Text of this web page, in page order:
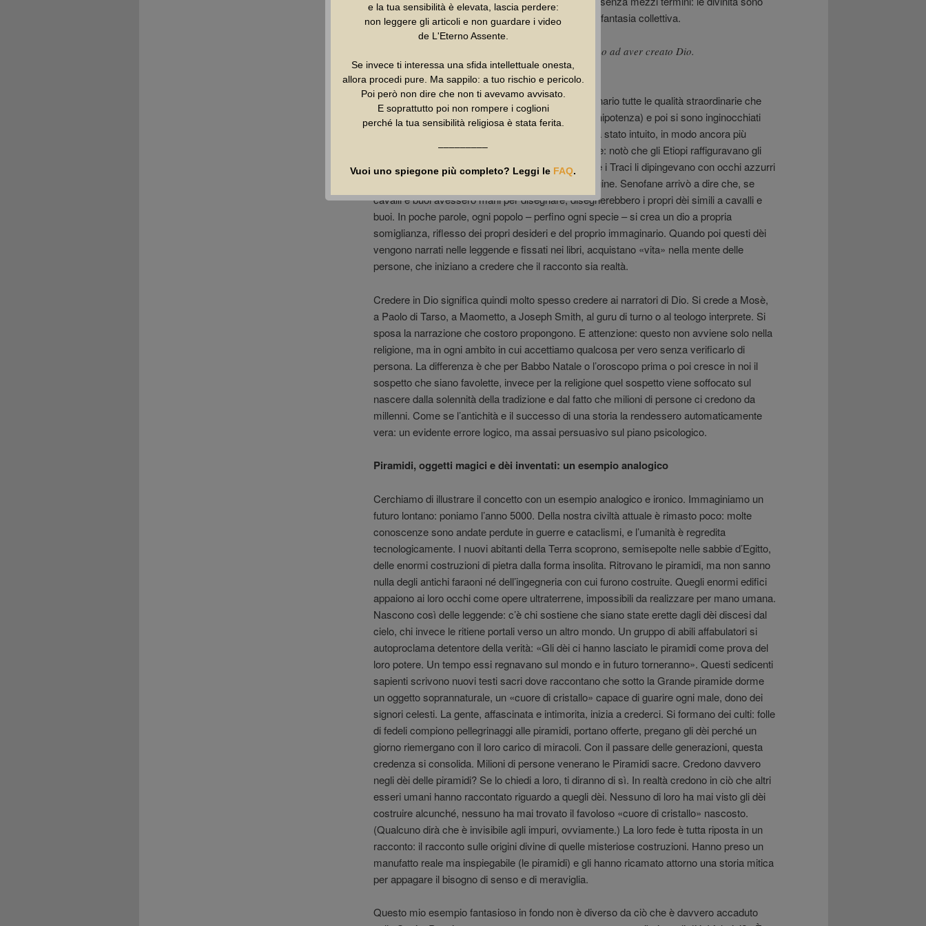
proiezioni dell’essere umano, creature della nostra fantasia collettiva.
Non è Dio ad aver creato l’uomo, ma è l’uomo ad aver creato Dio.
– Ludwig Feuerbach
Gli esseri umani hanno attribuito a un ente immaginario tutte le qualità straordinarie che
essi vorrebbero avere (perfezione, immortalità, onnipotenza) e poi si sono inginocchiati
davanti alla propria creazione. Questo concetto era stato intuito, in modo ancora più
ironico, già 2500 anni fa dal filosofo greco Senofane: notò che gli Etiopi raffiguravano gli
dèi come uomini neri e con il naso camuso, mentre i Traci li dipingevano con occhi azzurri
e capelli rossi, insomma ciascuno a propria immagine. Senofane arrivò a dire che, se
cavalli e buoi avessero mani per disegnare, disegnerebbero i propri dèi simili a cavalli e
buoi. In poche parole, ogni popolo – perfino ogni specie – si crea un dio a propria
somiglianza, riflesso dei propri desideri e del proprio immaginario. Quando poi questi dèi
vengono narrati nelle leggende e fissati nei libri, acquistano «vita» nella mente delle
persone, che iniziano a credere che il racconto sia realtà.
Credere in Dio significa quindi molto spesso credere ai narratori di Dio. Si crede a Mosè,
a Paolo di Tarso, a Maometto, a Joseph Smith, al guru di turno o al teologo interprete. Si
sposa la narrazione che costoro propongono. E attenzione: questo non avviene solo nella
religione, ma in ogni ambito in cui accettiamo qualcosa per vero senza verificarlo di
persona. La differenza è che per Babbo Natale o l’oroscopo prima o poi cresce in noi il
sospetto che siano favolette, invece per la religione quel sospetto viene soffocato sul
nascere dalla solennità della tradizione e dal fatto che milioni di persone ci credono da
millenni. Come se l’antichità e il successo di una storia la rendessero automaticamente
vera: un evidente errore logico, ma assai persuasivo sul piano psicologico.
Piramidi, oggetti magici e dèi inventati: un esempio analogico
Cerchiamo di illustrare il concetto con un esempio analogico e ironico. Immaginiamo un
futuro lontano: poniamo l’anno 5000. Della nostra civiltà attuale è rimasto poco: molte
conoscenze sono andate perdute in guerre e cataclismi, e l’umanità è regredita
tecnologicamente. I nuovi abitanti della Terra scoprono, semisepolte nelle sabbie d’Egitto,
delle enormi costruzioni di pietra dalla forma insolita. Ritrovano le piramidi, ma non sanno
nulla degli antichi faraoni né dell’ingegneria con cui furono costruite. Quegli enormi edifici
appaiono ai loro occhi come opere ultraterrene, impossibili da realizzare per mano umana.
Nascono così delle leggende: c’è chi sostiene che siano state erette dagli dèi discesi dal
cielo, chi invece le ritiene portali verso un altro mondo. Un gruppo di abili affabulatori si
autoproclama detentore della verità: «Gli dèi ci hanno lasciato le piramidi come prova del
loro potere. Un tempo essi regnavano sul mondo e in futuro torneranno». Questi sedicenti
sapienti scrivono nuovi testi sacri dove raccontano che sotto la Grande piramide dorme
un oggetto soprannaturale, un «cuore di cristallo» capace di guarire ogni male, dono dei
signori celesti. La gente, affascinata e intimorita, inizia a crederci. Si formano dei culti: folle
di fedeli compiono pellegrinaggi alle piramidi, portano offerte, pregano gli dèi perché un
giorno riemergano con il loro carico di miracoli. Con il passare delle generazioni, questa
credenza si consolida. Milioni di persone venerano le Piramidi sacre. Credono davvero
negli dèi delle piramidi? Se lo chiedi a loro, ti diranno di sì. In realtà credono in ciò che altri
esseri umani hanno raccontato riguardo a quegli dèi. Nessuno di loro ha mai visto gli dèi
costruire alcunché, nessuno ha mai trovato il favoloso «cuore di cristallo» nascosto.
(Qualcuno dirà che è invisibile agli impuri, ovviamente.) La loro fede è tutta riposta in un
racconto: il racconto sulle origini divine di quelle misteriose costruzioni. Hanno preso un
manufatto reale ma inspiegabile (le piramidi) e gli hanno ricamato attorno una storia mitica
per appagare il bisogno di senso e di meraviglia.
Questo mio esempio fantasioso in fondo non è diverso da ciò che è davvero accaduto
e la tua sensibilità è elevata, lascia perdere:
non leggere gli articoli e non guardare i video
de L'Eterno Assente.
Se invece ti interessa una sfida intellettuale onesta,
allora procedi pure. Ma sappilo: a tuo rischio e pericolo.
Poi però non dire che non ti avevamo avvisato.
E soprattutto poi non rompere i coglioni
perché la tua sensibilità religiosa è stata ferita.
–––––––––
Vuoi uno spiegone più completo? Leggi le FAQ.